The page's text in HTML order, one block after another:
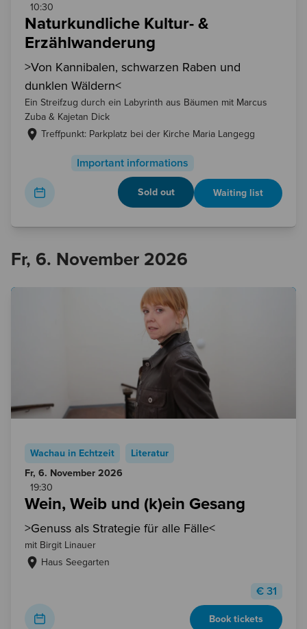
10:30
Naturkundliche Kultur- &
Erzählwanderung
>Von Kannibalen, schwarzen Raben und
dunklen Wäldern<
Ein Streifzug durch ein Labyrinth aus Bäumen mit Marcus
Zuba & Kajetan Dick
Treffpunkt: Parkplatz bei der Kirche Maria Langegg
Sold out Waiting list
Important informations
Fr, 6. November 2026
Wachau in Echtzeit
Literatur
Fr, 6. November 2026
19:30
Wein, Weib und (k)ein Gesang
>Genuss als Strategie für alle Fälle<
mit Birgit Linauer
Haus Seegarten
Book tickets
€ 31